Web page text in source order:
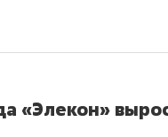
«Элекон»